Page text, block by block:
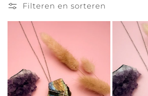
t
Filteren en sorteren